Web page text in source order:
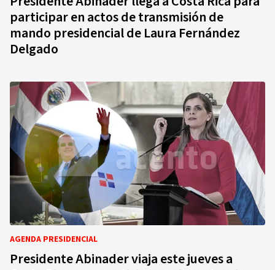
participar en actos de transmisión de
mando presidencial de Laura Fernández
Delgado
AGENDA PRESIDENCIAL
Presidente Abinader viaja este jueves a